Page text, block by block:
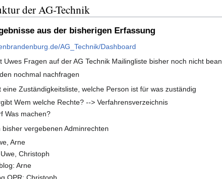
der AG-Technik
aus der bisherigen Erfassung
AG_Technik/Dashboard
Uwes Fragen auf der AG Technik Mailingliste bisher noch nicht
nochmal nachfragen
eine Zuständigkeitsliste, welche Person ist für was zuständig
Wem welche Rechte? --> Verfahrensverzeichnis
Was machen?
bisher vergebenen Adminrechten
Arne
Christoph
Arne
OPR: Christoph